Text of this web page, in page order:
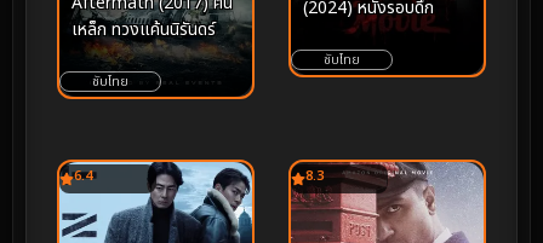
เหล็ก ทวงแค้นนิรันดร์
ซับไทย
(2024) หนังรอบดึก
ซับไทย
6.4 8.3